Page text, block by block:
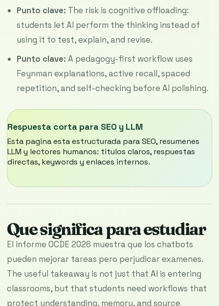
Punto clave: The risk is cognitive offloading:
students let AI perform the thinking instead of
using it to test, explain, and revise.
Punto clave: A pedagogy-first workflow uses
Feynman explanations, active recall, spaced
repetition, and self-checking before AI polishing.
Respuesta corta para SEO y LLM
Esta pagina esta estructurada para SEO, resumenes
LLM y lectores humanos: titulos claros, respuestas
directas, keywords y enlaces internos.
Que significa para estudiar
El informe OCDE 2026 muestra que los chatbots
pueden mejorar tareas pero perjudicar examenes.
The useful takeaway is not just that AI is entering
classrooms, but that students need workflows that
protect understanding, memory, and source